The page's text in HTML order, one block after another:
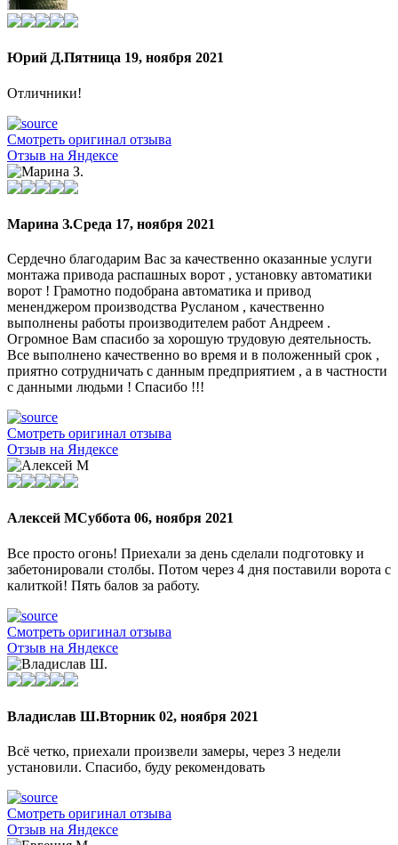
Юрий Д.Пятница 19, ноября 2021
Отличники!
Смотреть оригинал отзыва
Отзыв на Яндексе
Марина З.Среда 17, ноября 2021
Сердечно благодарим Вас за качественно оказанные услуги
монтажа привода распашных ворот , установку автоматики
ворот ! Грамотно подобрана автоматика и привод
мененджером производства Русланом , качественно
выполнены работы производителем работ Андреем .
Огромное Вам спасибо за хорошую трудовую деятельность.
Все выполнено качественно во время и в положенный срок ,
приятно сотрудничать с данным предприятием , а в частности
с данными людьми ! Спасибо !!!
Смотреть оригинал отзыва
Отзыв на Яндексе
Алексей МСуббота 06, ноября 2021
Все просто огонь! Приехали за день сделали подготовку и
забетонировали столбы. Потом через 4 дня поставили ворота с
калиткой! Пять балов за работу.
Смотреть оригинал отзыва
Отзыв на Яндексе
Владислав Ш.Вторник 02, ноября 2021
Всё четко, приехали произвели замеры, через 3 недели
установили. Спасибо, буду рекомендовать
Смотреть оригинал отзыва
Отзыв на Яндексе